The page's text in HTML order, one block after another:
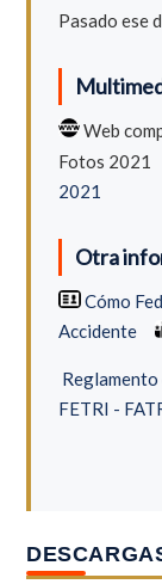
Pasado ese
Web
Fotos 2021
2021
Otra
Cómo
Accidente
Reglamento
FETRI -